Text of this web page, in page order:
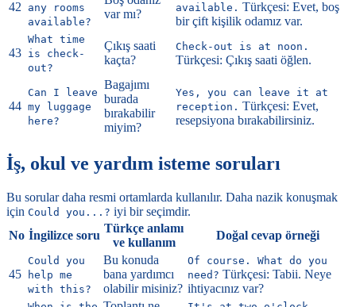
42
any rooms
available?
var mı?
available. Türkçesi: Evet, boş
bir çift kişilik odamız var.
43
What time
is check-
out?
Çıkış saati
kaçta?
Check-out is at noon.
Türkçesi: Çıkış saati öğlen.
44
Can I leave
my luggage
here?
Bagajımı
burada
bırakabilir
miyim?
Yes, you can leave it at
reception. Türkçesi: Evet,
resepsiyona bırakabilirsiniz.
İş, okul ve yardım isteme soruları
Bu sorular daha resmi ortamlarda kullanılır. Daha nazik konuşmak
için Could you...? iyi bir seçimdir.
No İngilizce soru
Türkçe anlamı
ve kullanım
Doğal cevap örneği
45
Could you
help me
with this?
Bu konuda
bana yardımcı
olabilir misiniz?
Of course. What do you
need? Türkçesi: Tabii. Neye
ihtiyacınız var?